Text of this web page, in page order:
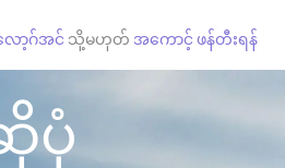
ော့ဂ်အင် သို့မဟုတ် အကောင့် ဖန်တီးရန်
ပုံ